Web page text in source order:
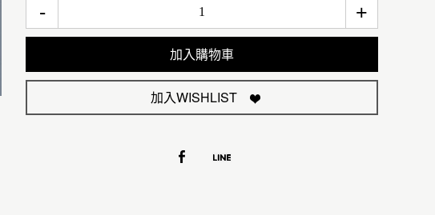
- +
加入購物車
加入WISHLIST